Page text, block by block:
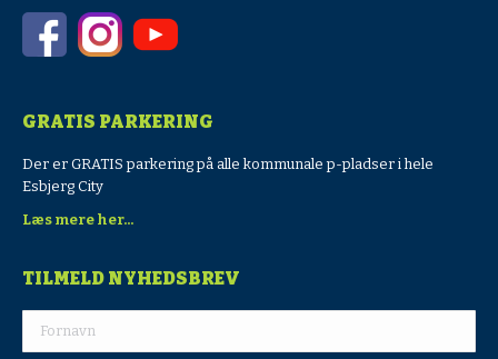
GRATIS PARKERING
Der er GRATIS parkering på alle kommunale p-pladser i hele
Esbjerg City
Læs mere her...
TILMELD NYHEDSBREV